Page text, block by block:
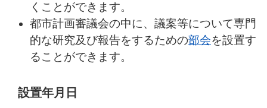
くことができます。​
都市計画審議会の中に、​ 議案等について専門
的な研究及び報告をするための部会を設置す
ることができます。
設置年月日